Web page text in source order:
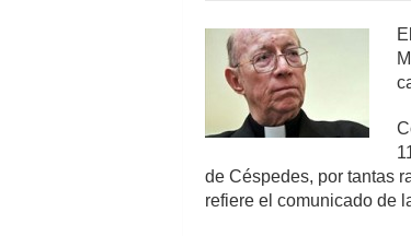
de Céspedes, por tantas
refiere el comunicado de